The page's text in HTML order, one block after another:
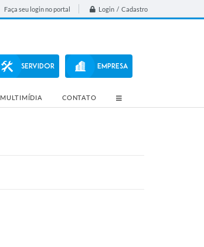
Faça seu login no portal Login / Cadastro
SERVIDOR EMPRESA
MULTIMÍDIA CONTATO